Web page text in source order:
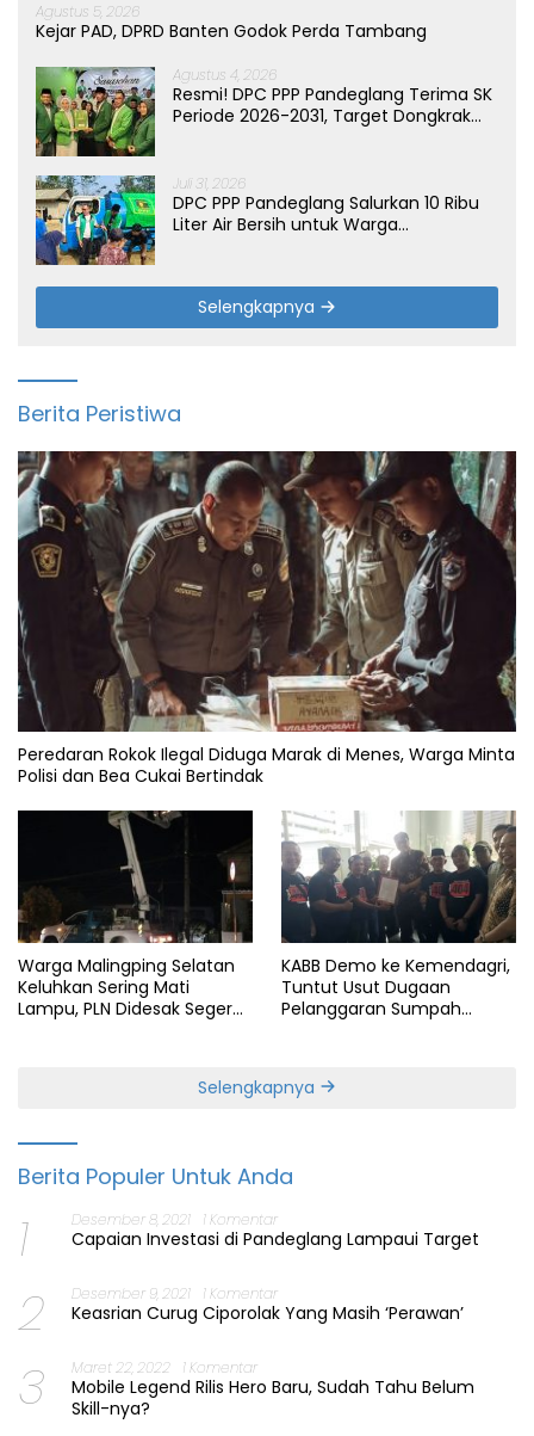
Agustus 5, 2026
Kejar PAD, DPRD Banten Godok Perda Tambang
Agustus 4, 2026
Resmi! DPC PPP Pandeglang Terima SK
Periode 2026-2031, Target Dongkrak
Juli 31, 2026
DPC PPP Pandeglang Salurkan 10 Ribu
Liter Air Bersih untuk Warga
Selengkapnya
Berita Peristiwa
Peredaran Rokok Ilegal Diduga Marak di Menes, Warga Minta
Polisi dan Bea Cukai Bertindak
Warga Malingping Selatan
Keluhkan Sering Mati
Lampu, PLN Didesak Segera
KABB Demo ke Kemendagri,
Tuntut Usut Dugaan
Pelanggaran Sumpah
Selengkapnya
Berita Populer Untuk Anda
1 Desember 8, 2021 1 Komentar
Capaian Investasi di Pandeglang Lampaui Target
2 Desember 9, 2021 1 Komentar
Keasrian Curug Ciporolak Yang Masih ‘Perawan’
3 Maret 22, 2022 1 Komentar
Mobile Legend Rilis Hero Baru, Sudah Tahu Belum
Skill-nya?